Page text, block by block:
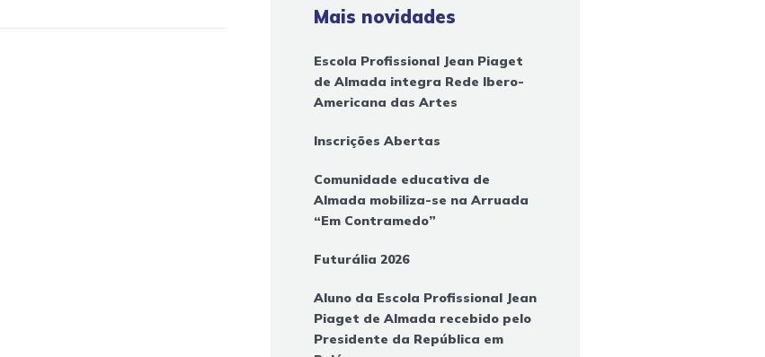
Mais novidades
Escola Profissional Jean Piaget
de Almada integra Rede Ibero-
Americana das Artes
Inscrições Abertas
Comunidade educativa de
Almada mobiliza-se na Arruada
“Em Contramedo”
Futurália 2026
Aluno da Escola Profissional Jean
Piaget de Almada recebido pelo
Presidente da República em